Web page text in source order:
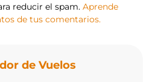
reducir el spam. Aprende
de tus comentarios.
de Vuelos